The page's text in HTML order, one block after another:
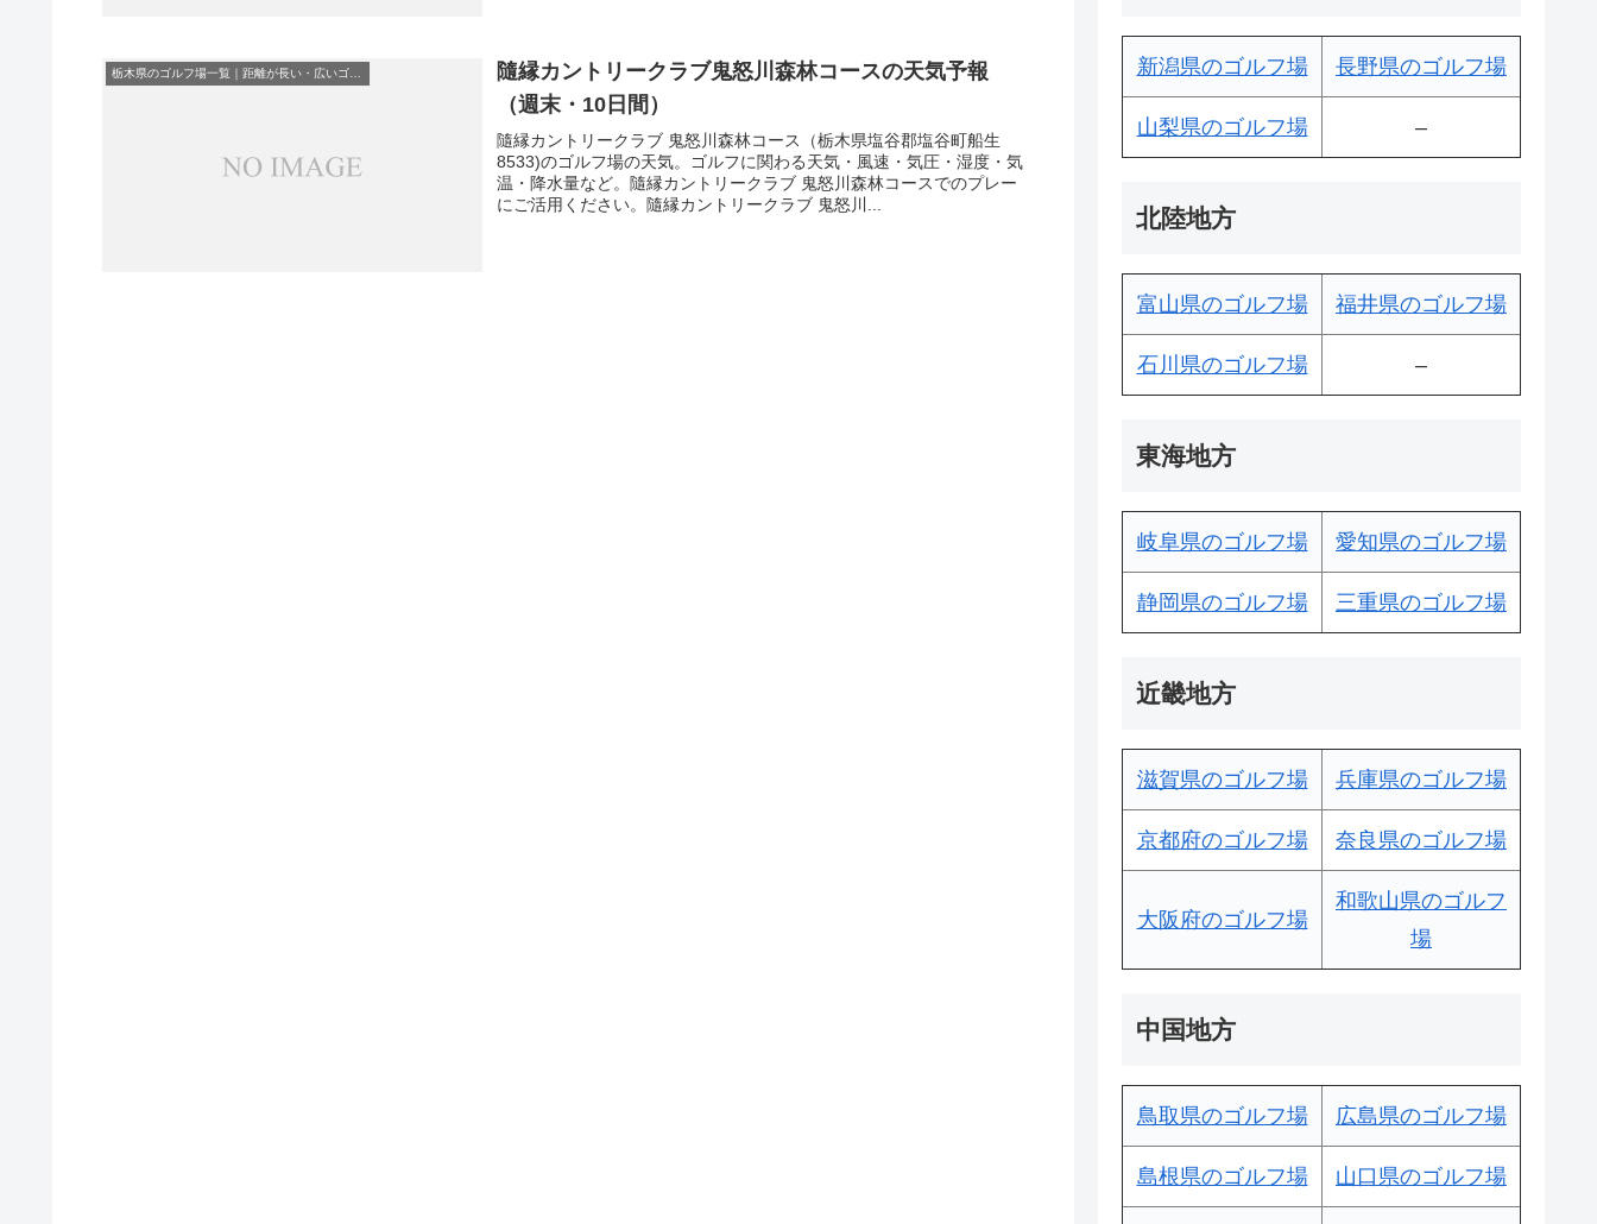
隨縁カントリークラブ鬼怒川森林コースの天気予報
（週末・10日間）
隨縁カントリークラブ 鬼怒川森林コース（栃木県塩谷郡塩谷町船生
8533)のゴルフ場の天気。ゴルフに関わる天気・風速・気圧・湿度・気
温・降水量など。隨縁カントリークラブ 鬼怒川森林コースでのプレー
にご活用ください。隨縁カントリークラブ 鬼怒川...
新潟県のゴルフ場 長野県のゴルフ場
山梨県のゴルフ場 –
北陸地方
富山県のゴルフ場 福井県のゴルフ場
石川県のゴルフ場 –
東海地方
岐阜県のゴルフ場 愛知県のゴルフ場
静岡県のゴルフ場 三重県のゴルフ場
近畿地方
滋賀県のゴルフ場 兵庫県のゴルフ場
京都府のゴルフ場 奈良県のゴルフ場
大阪府のゴルフ場
和歌山県のゴルフ
場
中国地方
鳥取県のゴルフ場 広島県のゴルフ場
島根県のゴルフ場 山口県のゴルフ場